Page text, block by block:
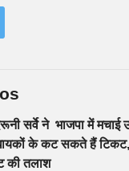
सर्वे ने भाजपा में
के कट सकते हैं
की तलाश